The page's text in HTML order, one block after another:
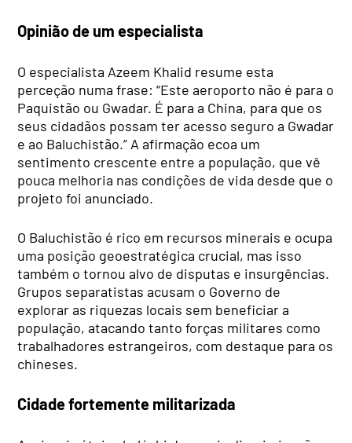
Opinião de um especialista
O especialista Azeem Khalid resume esta
perceção numa frase: “Este aeroporto não é para o
Paquistão ou Gwadar. É para a China, para que os
seus cidadãos possam ter acesso seguro a Gwadar
e ao Baluchistão.” A afirmação ecoa um
sentimento crescente entre a população, que vê
pouca melhoria nas condições de vida desde que o
projeto foi anunciado.
O Baluchistão é rico em recursos minerais e ocupa
uma posição geoestratégica crucial, mas isso
também o tornou alvo de disputas e insurgências.
Grupos separatistas acusam o Governo de
explorar as riquezas locais sem beneficiar a
população, atacando tanto forças militares como
trabalhadores estrangeiros, com destaque para os
chineses.
Cidade fortemente militarizada